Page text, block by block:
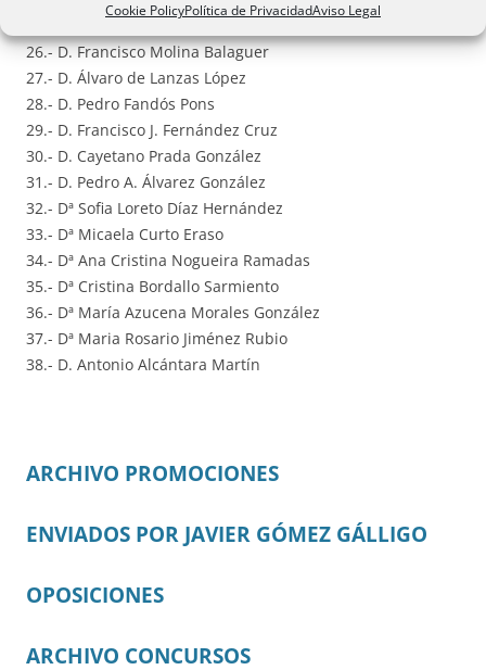
Cookie PolicyPolítica de PrivacidadAviso Legal
25.- D. Luis M. Benavides Parra
26.- D. Francisco Molina Balaguer
27.- D. Álvaro de Lanzas López
28.- D. Pedro Fandós Pons
29.- D. Francisco J. Fernández Cruz
30.- D. Cayetano Prada González
31.- D. Pedro A. Álvarez González
32.- Dª Sofia Loreto Díaz Hernández
33.- Dª Micaela Curto Eraso
34.- Dª Ana Cristina Nogueira Ramadas
35.- Dª Cristina Bordallo Sarmiento
36.- Dª María Azucena Morales González
37.- Dª Maria Rosario Jiménez Rubio
38.- D. Antonio Alcántara Martín
ARCHIVO PROMOCIONES
ENVIADOS POR JAVIER GÓMEZ GÁLLIGO
OPOSICIONES
ARCHIVO CONCURSOS